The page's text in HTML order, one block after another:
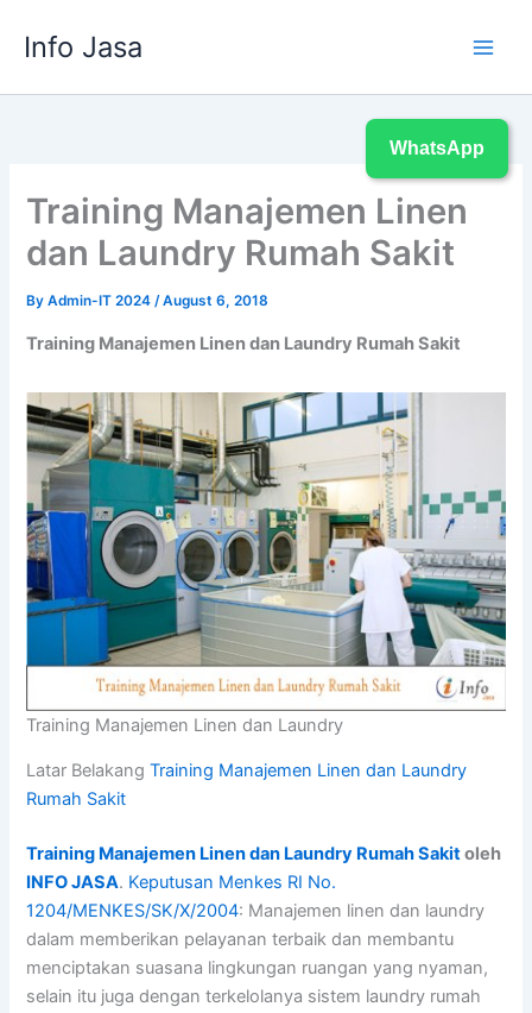
Info Jasa
Training Manajemen Linen
dan Laundry Rumah Sakit
ByAdmin-IT 2024/August 6, 2018
Training Manajemen Linen dan Laundry Rumah Sakit
Training Manajemen Linen dan Laundry
Latar BelakangTraining Manajemen Linen dan Laundry
Rumah Sakit
Training Manajemen Linen dan Laundry Rumah Sakitoleh
INFO JASA. Keputusan Menkes RI No.
1204/MENKES/SK/X/2004: Manajemen linen dan laundry
dalam memberikan pelayanan terbaik dan membantu
menciptakan suasana lingkungan ruangan yang nyaman,
selain itu juga dengan terkelolanya sistem laundry rumah
WhatsApp